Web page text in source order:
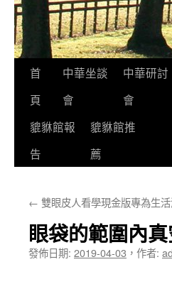
首
頁
中華坐談
會
中華研討
會
貔貅館報
告
貔貅館推
薦
← 雙眼皮人看學現金版專為生
眼袋的範圍內
發佈日期: 2019-04-03 ， 作者: